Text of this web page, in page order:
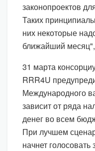
законопроектов
Таких
них некоторые
ближайший месяц",
31 марта
RRR4U
Международного
зависит от ряда
денег во всем
При лучшем
начнет